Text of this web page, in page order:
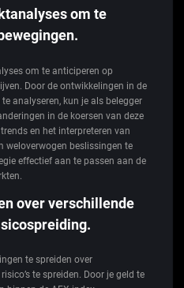
om te
om te anticiperen op
Door de ontwikkelingen in de
analyseren, kun je als belegger
in de koersen van deze
en het interpreteren van
weloverwogen beslissingen te
effectief aan te passen aan de
over verschillende
te spreiden over
te spreiden. Door je geld te